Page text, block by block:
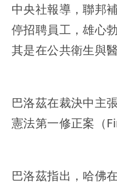
中央社報導，聯邦
停招聘員工，雄心
其是在公共衛生與醫
巴洛茲在裁決中主
憲法第一修正案（
巴洛茲指出，哈佛